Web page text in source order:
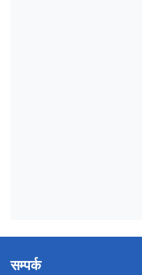
सम्पर्क